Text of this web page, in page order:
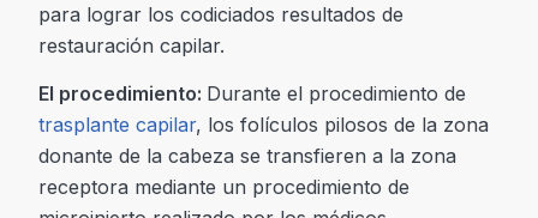
para lograr los codiciados resultados de
restauración capilar.
El procedimiento: Durante el procedimiento de
trasplante capilar, los folículos pilosos de la zona
donante de la cabeza se transfieren a la zona
receptora mediante un procedimiento de